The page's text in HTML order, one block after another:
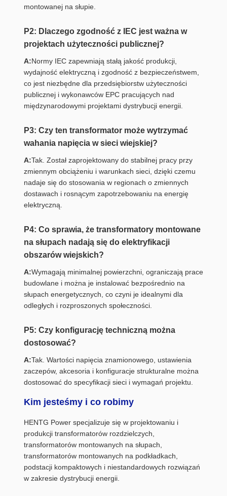
montowanej na słupie.
P2: Dlaczego zgodność z IEC jest ważna w
projektach użyteczności publicznej?
A:Normy IEC zapewniają stałą jakość produkcji,
wydajność elektryczną i zgodność z bezpieczeństwem,
co jest niezbędne dla przedsiębiorstw użyteczności
publicznej i wykonawców EPC pracujących nad
międzynarodowymi projektami dystrybucji energii.
P3: Czy ten transformator może wytrzymać
wahania napięcia w sieci wiejskiej?
A:Tak. Został zaprojektowany do stabilnej pracy przy
zmiennym obciążeniu i warunkach sieci, dzięki czemu
nadaje się do stosowania w regionach o zmiennych
dostawach i rosnącym zapotrzebowaniu na energię
elektryczną.
P4: Co sprawia, że ​​transformatory montowane
na słupach nadają się do elektryfikacji
obszarów wiejskich?
A:Wymagają minimalnej powierzchni, ograniczają prace
budowlane i można je instalować bezpośrednio na
słupach energetycznych, co czyni je idealnymi dla
odległych i rozproszonych społeczności.
P5: Czy konfigurację techniczną można
dostosować?
A:Tak. Wartości napięcia znamionowego, ustawienia
zaczepów, akcesoria i konfiguracje strukturalne można
dostosować do specyfikacji sieci i wymagań projektu.
Kim jesteśmy i co robimy
HENTG Power specjalizuje się w projektowaniu i
produkcji transformatorów rozdzielczych,
transformatorów montowanych na słupach,
transformatorów montowanych na podkładkach,
podstacji kompaktowych i niestandardowych rozwiązań
w zakresie dystrybucji energii.